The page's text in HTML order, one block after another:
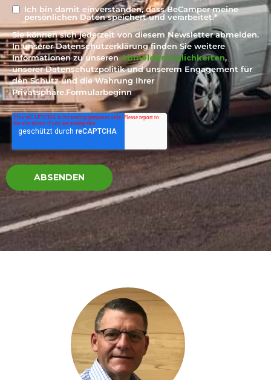
Ich bin damit einverstanden, dass BeCamper meine
persönlichen Daten speichert und verarbeitet.*
Sie können sich jederzeit von diesem Newsletter abmelden.
In unserer Datenschutzerklärung finden Sie weitere
Informationen zu unserenAbmeldemöglichkeiten,
unserer Datenschutzpolitik und unserem Engagement für
den Schutz und die Wahrung Ihrer
Privatsphäre.Formularbeginn